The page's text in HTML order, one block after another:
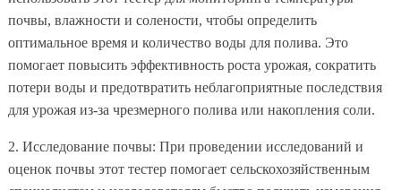
почвы, влажности и солености, чтобы определить
оптимальное время и количество воды для полива. Это
помогает повысить эффективность роста урожая, сократить
потери воды и предотвратить неблагоприятные последствия
для урожая из-за чрезмерного полива или накопления соли.
2. Исследование почвы: При проведении исследований и
оценок почвы этот тестер помогает сельскохозяйственным